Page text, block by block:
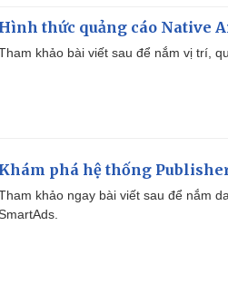
Hình thức quảng cáo Native
khảo bài viết sau để nắm vị trí,
Khám phá hệ thống
khảo ngay bài viết sau để nắm